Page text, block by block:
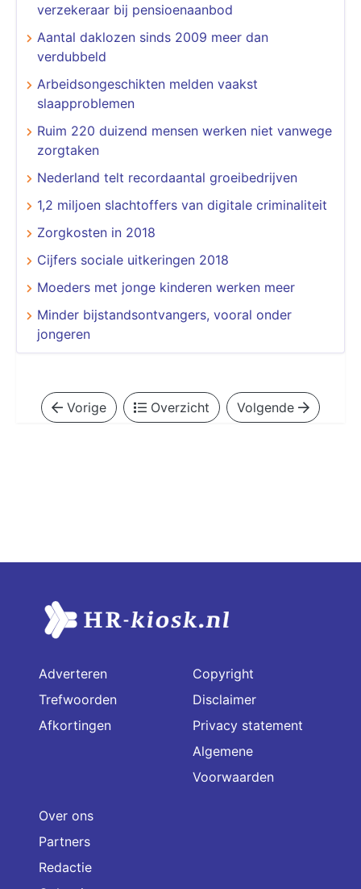
verzekeraar bij pensioenaanbod
Aantal daklozen sinds 2009 meer dan
verdubbeld
Arbeidsongeschikten melden vaakst
slaapproblemen
Ruim 220 duizend mensen werken niet vanwege
zorgtaken
Nederland telt recordaantal groeibedrijven
1,2 miljoen slachtoffers van digitale criminaliteit
Zorgkosten in 2018
Cijfers sociale uitkeringen 2018
Moeders met jonge kinderen werken meer
Minder bijstandsontvangers, vooral onder
jongeren
Vorige Overzicht Volgende
Adverteren
Trefwoorden
Afkortingen
Copyright
Disclaimer
Privacy statement
Algemene
Voorwaarden
Over ons
Partners
Redactie